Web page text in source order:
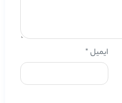
ایمیل*